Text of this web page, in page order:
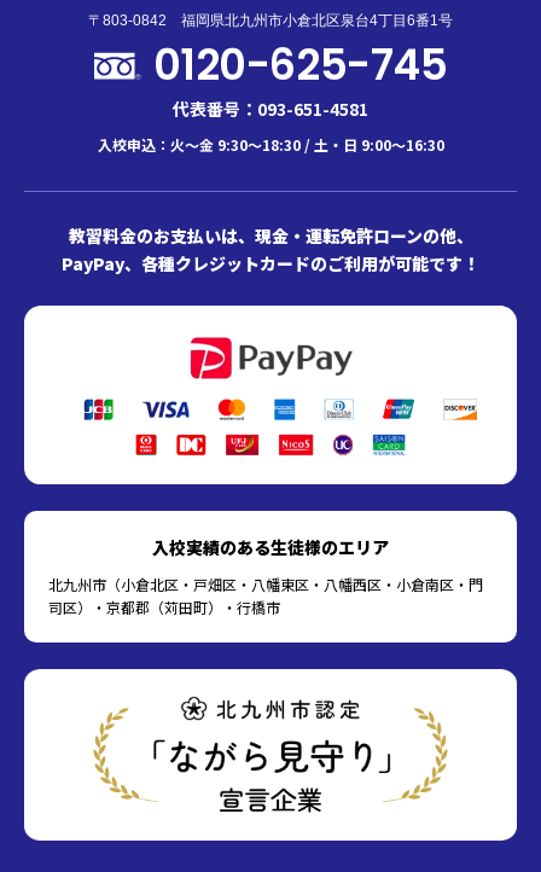
〒803-0842 福岡県北九州市小倉北区泉台4丁目6番1号
0120-625-745
代表番号：093-651-4581
入校申込：火～金 9:30～18:30 / 土・日 9:00～16:30
教習料金のお支払いは、現金・運転免許ローンの他、
PayPay、各種クレジットカードのご利用が可能です！
入校実績のある生徒様のエリア
北九州市（小倉北区・戸畑区・八幡東区・八幡西区・小倉南区・門
司区）・京都郡（苅田町）・行橋市